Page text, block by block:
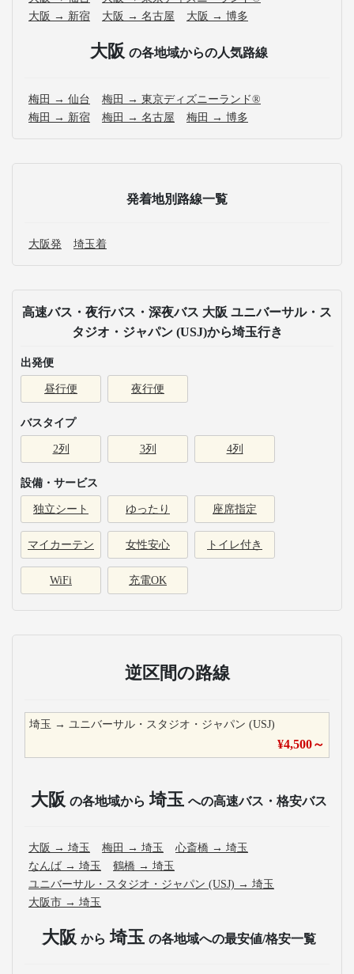
大阪 → 新宿
大阪 → 名古屋 大阪 → 博多
大阪 の各地域からの人気路線
梅田 → 仙台
梅田 → 東京ディズニーランド®
梅田 → 新宿
梅田 → 名古屋 梅田 → 博多
発着地別路線一覧
大阪発 埼玉着
高速バス・夜行バス・深夜バス 大阪 ユニバーサル・ス
タジオ・ジャパン (USJ)から埼玉行き
出発便
昼行便 夜行便
バスタイプ
2列 3列 4列
設備・サービス
独立シート ゆったり 座席指定
マイカーテン 女性安心 トイレ付き
WiFi 充電OK
逆区間の路線
埼玉 → ユニバーサル・スタジオ・ジャパン (USJ)
¥4,500～
大阪 の各地域から 埼玉 への高速バス・格安バス
大阪 → 埼玉 梅田 → 埼玉 心斎橋 → 埼玉
なんば → 埼玉 鶴橋 → 埼玉
ユニバーサル・スタジオ・ジャパン (USJ) → 埼玉
大阪市 → 埼玉
大阪 から 埼玉 の各地域への最安値/格安一覧